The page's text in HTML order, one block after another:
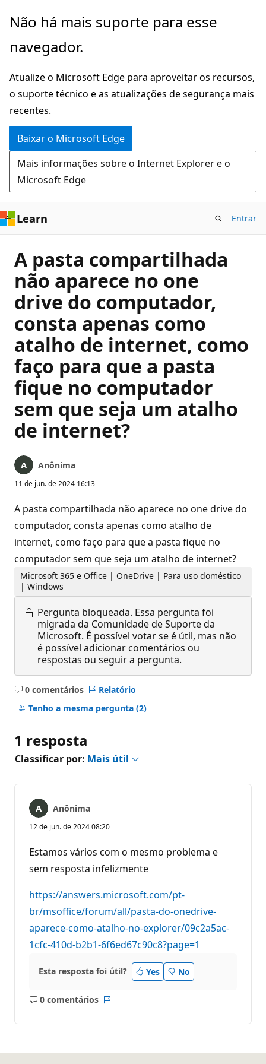
Pular
o
principal
Não há mais suporte para esse
navegador.
Atualize o Microsoft Edge para aproveitar os recursos,
o suporte técnico e as atualizações de segurança mais
recentes.
Baixar o Microsoft Edge
Mais informações sobre o Internet Explorer e o
Microsoft Edge
Learn Entrar
A pasta compartilhada
não aparece no one
drive do computador,
consta apenas como
atalho de internet, como
faço para que a pasta
fique no computador
sem que seja um atalho
de internet?
Anônima
11 de jun. de 2024 16:13
A pasta compartilhada não aparece no one drive do
computador, consta apenas como atalho de
internet, como faço para que a pasta fique no
computador sem que seja um atalho de internet?
Microsoft 365 e Office | OneDrive | Para uso doméstico
| Windows
Pergunta bloqueada. Essa pergunta foi
migrada da Comunidade de Suporte da
Microsoft. É possível votar se é útil, mas não
é possível adicionar comentários ou
respostas ou seguir a pergunta.
0 comentários
Sem
comentários
Relatório
Tenho a mesma pergunta (2)
1 resposta
Classificar por: Mais útil
Anônima
12 de jun. de 2024 08:20
Estamos vários com o mesmo problema e
sem resposta infelizmente
https://answers.microsoft.com/pt-
br/msoffice/forum/all/pasta-do-onedrive-
aparece-como-atalho-no-explorer/09c2a5ac-
1cfc-410d-b2b1-6f6ed67c90c8?page=1
Esta resposta foi útil? Yes No
0 comentários
Sem